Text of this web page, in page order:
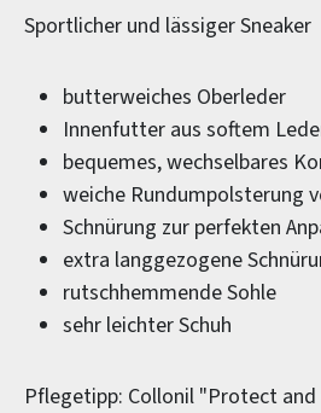
Sportlicher und lässiger Sneaker
butterweiches Oberleder
Innenfutter aus softem
bequemes, wechselbares
weiche Rundumpolsterung
Schnürung zur perfekten
extra langgezogene
rutschhemmende Sohle
sehr leichter Schuh
Pflegetipp: Collonil "Protect and